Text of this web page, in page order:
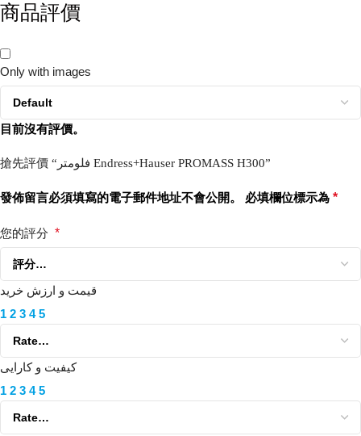
商品評價
Only with images
目前沒有評價。
搶先評價 “فلومتر Endress+Hauser PROMASS H300”
發佈留言必須填寫的電子郵件地址不會公開。 必填欄位標示為 *
您的評分 *
قیمت و ارزش خرید
1 2 3 4 5
کیفیت و کارایی
1 2 3 4 5